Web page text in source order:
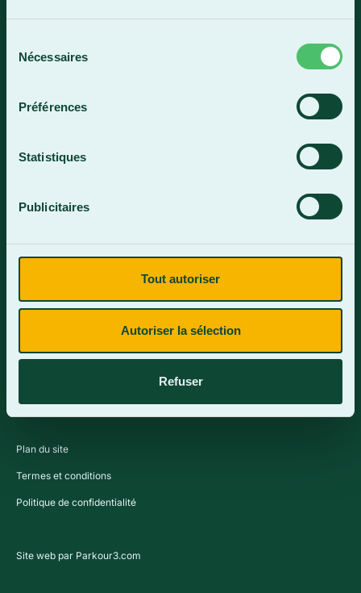
Nécessaires
Préférences
Statistiques
Publicitaires
Tout autoriser
Autoriser la sélection
Refuser
4409, rue Dollard
Lundi-vendredi : 8 h à 16 h
Contactez-nous
Plan du site
Termes et conditions
Politique de confidentialité
Site web par Parkour3.com